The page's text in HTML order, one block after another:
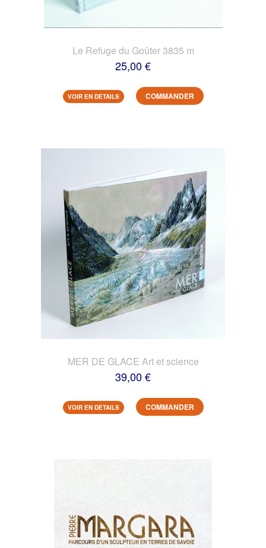
Le Refuge du Goûter 3835 m
25,00 €
VOIR EN DETAILS COMMANDER
MER DE GLACE Art et science
39,00 €
VOIR EN DETAILS COMMANDER